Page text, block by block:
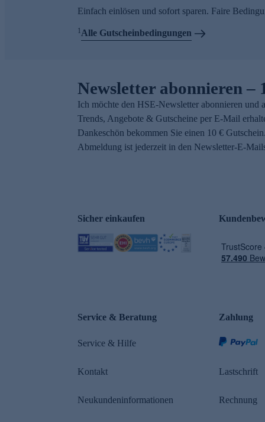
Einfach einlösen und sofort sparen. Faire
1Alle Gutscheinbedingungen
Newsletter abonnieren –
Ich möchte den HSE-Newsletter abonnieren und
Trends, Angebote & Gutscheine per E-Mail
Dankeschön bekommen Sie einen 10 €
Abmeldung ist jederzeit in den Newsletter-E-
Sicher einkaufen
Service & Beratung
Service & Hilfe
Kontakt
Neukundeninformationen
Zahlung
Lastschrift
Rechnung